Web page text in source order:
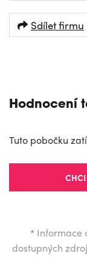
Sdílet firmu
Hodnocení
Tuto pobočku
* Informace
dostupných